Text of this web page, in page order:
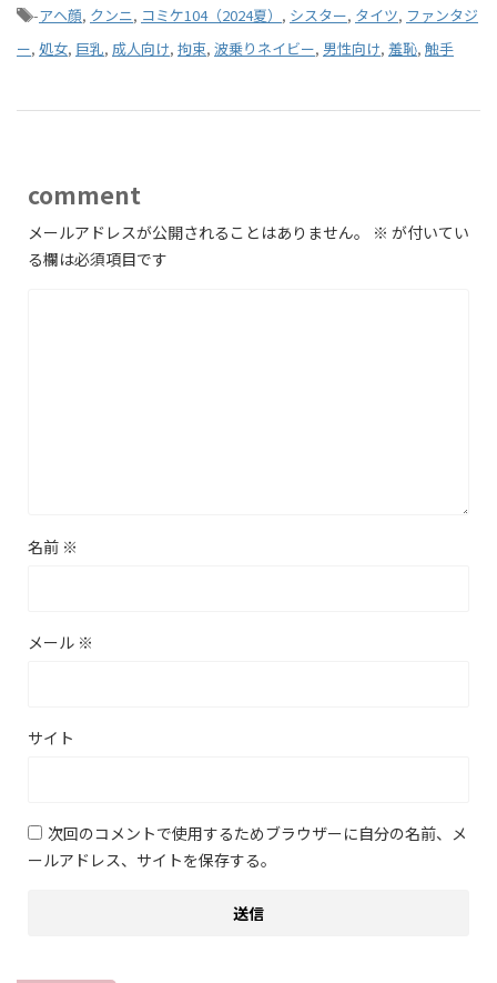
-アヘ顔, クンニ, コミケ104（2024夏） , シスター, タイツ, ファンタジ
ー, 処女, 巨乳, 成人向け, 拘束, 波乗りネイビー, 男性向け, 羞恥, 触手
comment
メールアドレスが公開されることはありません。 ※ が付いてい
る欄は必須項目です
名前 ※
メール ※
サイト
次回のコメントで使用するためブラウザーに自分の名前、メ
ールアドレス、サイトを保存する。